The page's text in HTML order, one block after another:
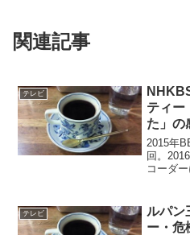
関連記事
テレビ
ティー
た」の
2015年
回。
コーダ
何の接
姿を現
テレビ
ルパン
ー・危